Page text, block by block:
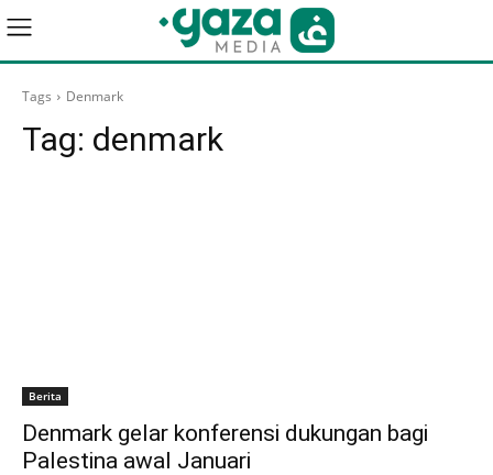
Tags Denmark
Tag: denmark
Berita
Denmark gelar konferensi dukungan bagi
Palestina awal Januari